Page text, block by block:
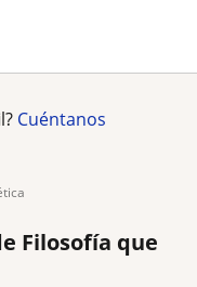
Cuéntanos
Filosofía que